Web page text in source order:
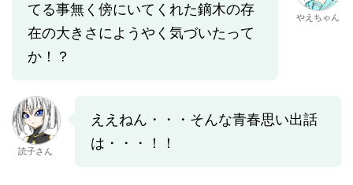
てる事無く傍にいてくれた鏑木の存
在の大きさにようやく気づいたって
か！？
やえちゃん
読子さん
ええねん・・・そんな青春思い出話
は・・・！！